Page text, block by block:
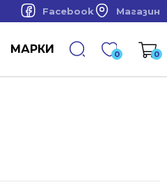
Facebook Магазин
МАРКИ 0 0